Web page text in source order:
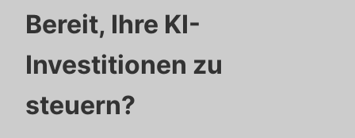
Bereit, Ihre KI-
Investitionen zu
steuern?